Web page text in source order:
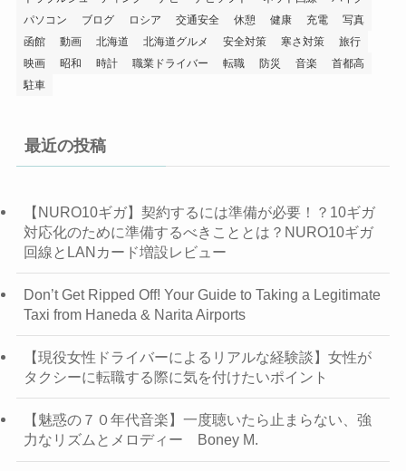
パソコン
ブログ ロシア 交通安全 休憩 健康 充電
写真
函館
動画 北海道 北海道グルメ 安全対策 寒さ対策
旅行
映画
昭和 時計 職業ドライバー 転職 防災 音楽
首都高
駐車
最近の投稿
【NURO10ギガ】契約するには準備が必要！？10ギガ
対応化のために準備するべきこととは？NURO10ギガ
回線とLANカード増設レビュー
Don’t Get Ripped Off! Your Guide to Taking a Legitimate
Taxi from Haneda & Narita Airports
【現役女性ドライバーによるリアルな経験談】女性が
タクシーに転職する際に気を付けたいポイント
【魅惑の７０年代音楽】一度聴いたら止まらない、強
力なリズムとメロディー Boney M.